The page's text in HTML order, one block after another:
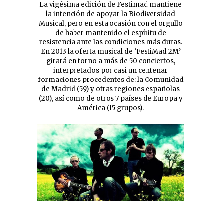
La vigésima edición de Festimad mantiene
la intención de apoyar la Biodiversidad
Musical, pero en esta ocasión con el orgullo
de haber mantenido el espíritu de
resistencia ante las condiciones más duras.
En 2013 la oferta musical de ‘FestiMad 2M’
girará en torno a más de 50 conciertos,
interpretados por casi un centenar
formaciones procedentes de: la Comunidad
de Madrid (59) y otras regiones españolas
(20), así como de otros 7 países de Europa y
América (15 grupos).